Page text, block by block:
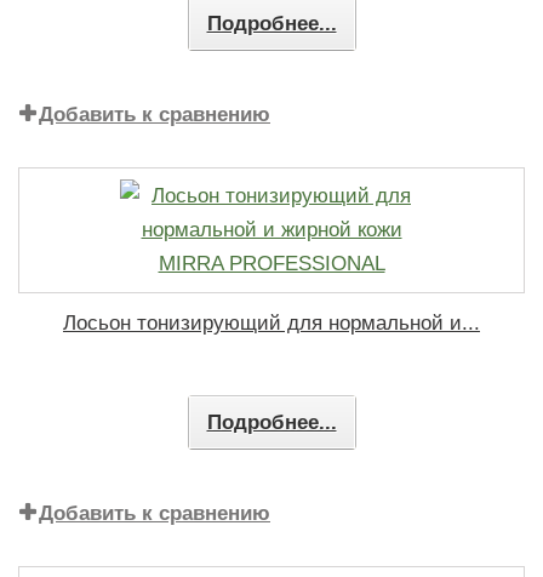
Подробнее...
Добавить к сравнению
Лосьон тонизирующий для нормальной и...
Подробнее...
Добавить к сравнению